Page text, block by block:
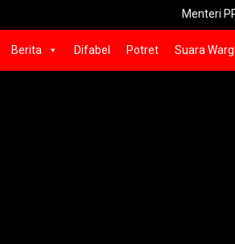
Menteri PPPA:
Berita Difabel Potret Suara